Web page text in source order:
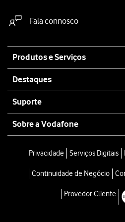
Fala connosco
map
Produtos e Serviços
Destaques
Suporte
Sobre a Vodafone
Privacidade Serviços Digitais
Continuidade de Negócio
Provedor Cliente